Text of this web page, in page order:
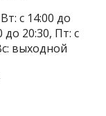
с 14:00 до
до 20:30, Пт: с
выходной